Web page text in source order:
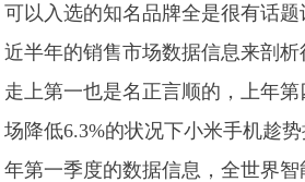
可以入选的知名品牌全是很有话
近半年的销售市场数据信息来剖
走上第一也是名正言顺的，上年
场降低6.3%的状况下小米手机趁
年第一季度的数据信息，全世界